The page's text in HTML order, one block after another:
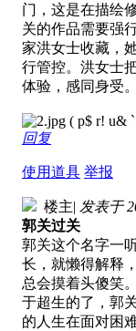
门，这是在描绘
关的作品需要强
家洪女士收藏，
行管控。洪女士
体验，感同身受。
( p$ r! u&
回复
使用道具 举报
楼主| 发表于
郭关过关
郭关这个名字一
长，就懒得解释
总会摸着头傻笑
于超生的了，郭
的人生在面对困